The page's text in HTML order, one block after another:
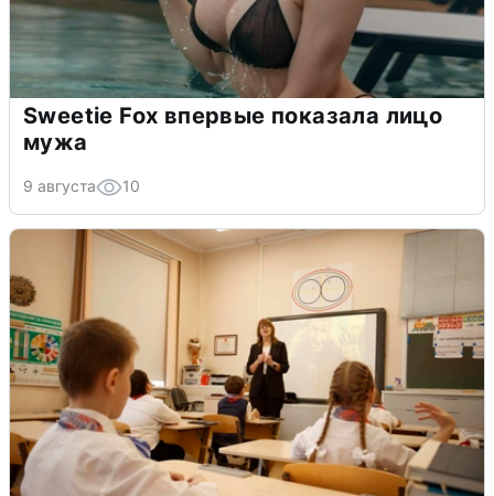
Sweetie Fox впервые показала лицо
мужа
9 августа 10